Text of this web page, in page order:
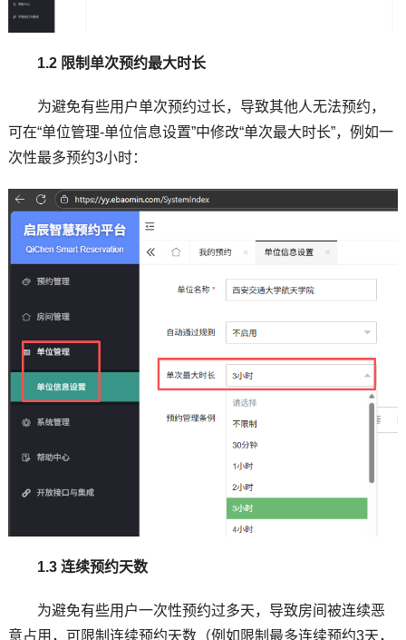
1.2 限制单次预约最大时长
为避免有些用户单次预约过长，导致其他人无法预约，
可在“单位管理-单位信息设置”中修改“单次最大时长”，例如一
次性最多预约3小时：
1.3 连续预约天数
为避免有些用户一次性预约过多天，导致房间被连续恶
意占用，可限制连续预约天数（例如限制最多连续预约3天，